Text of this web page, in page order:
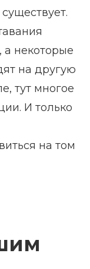
некоторые
на другую
тут многое
И только
на том